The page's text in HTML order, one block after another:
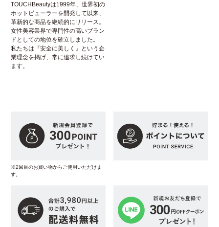
TOUCHBeautyは1999年、世界初の
ホットビューラーを開発して以来、
革新的な商品を継続的にリリース。
女性美容業界で専門性の高いブラン
ドとしての地位を確立しました。
私たちは『安全に美しく』という企
業理念を掲げ、常に追求し続けてい
ます。
※2回目のお買い物からご使用いただけま
す。